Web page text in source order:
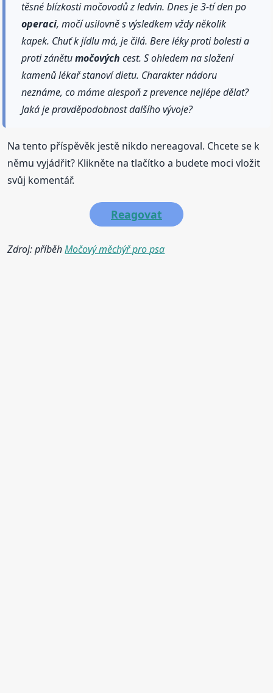
těsné blízkosti močovodů z ledvin. Dnes je 3-tí den po
operaci, močí usilovně s výsledkem vždy několik
kapek. Chuť k jídlu má, je čilá. Bere léky proti bolesti a
proti zánětumočových cest. S ohledem na složení
kamenů lékař stanoví dietu. Charakter nádoru
neznáme, co máme alespoň z prevence nejlépe dělat?
Jaká je pravděpodobnost dalšího vývoje?
Na tento příspěvěk jestě nikdo nereagoval. Chcete se k
němu vyjádřit? Klikněte na tlačítko a budete moci vložit
svůj komentář.
Reagovat
Zdroj: příběhMočový měchýř pro psa